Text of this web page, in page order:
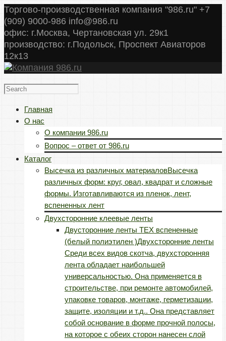
Торгово-производственная компания "986.ru" +7
(909) 9000-986 info@986.ru
офис: г.Москва, Чертановская ул. 29к1
производство: г.Подольск, Проспект Авиаторов
12к13
Главная
О нас
О компании 986.ru
Вопрос – ответ от 986.ru
Каталог
Высечка из различных материаловВысечка
различных форм: круг, овал, квадрат и сложные
формы. Изготавливаются из пленок, лент,
вспененных лент
Двухсторонние клеевые ленты
Двусторонние ленты TEX вспененные
(белый полиэтилен )Двухсторонние ленты
Среди всех видов скотча, двухсторонняя
лента обладает наибольшей
универсальностью. Она применяется в
строительстве, при ремонте автомобилей,
упаковке товаров, монтаже, герметизации,
защите, изоляции и т.д.. Она представляет
собой основание в форме прочной полосы,
на которое с обеих сторон нанесен слой